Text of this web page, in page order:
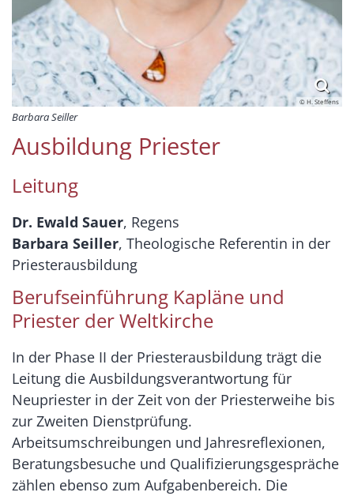
© H. Steffens
Barbara Seiller
Ausbildung Priester
Leitung
Dr. Ewald Sauer, Regens
Barbara Seiller, Theologische Referentin in der
Priesterausbildung
Berufseinführung Kapläne und
Priester der Weltkirche
In der Phase II der Priesterausbildung trägt die
Leitung die Ausbildungsverantwortung für
Neupriester in der Zeit von der Priesterweihe bis
zur Zweiten Dienstprüfung.
Arbeitsumschreibungen und Jahresreflexionen,
Beratungsbesuche und Qualifizierungsgespräche
zählen ebenso zum Aufgabenbereich. Die